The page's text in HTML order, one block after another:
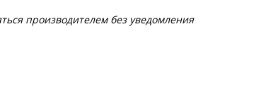
производителем без уведомления